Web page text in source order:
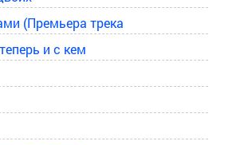
(Премьера трека
и с кем